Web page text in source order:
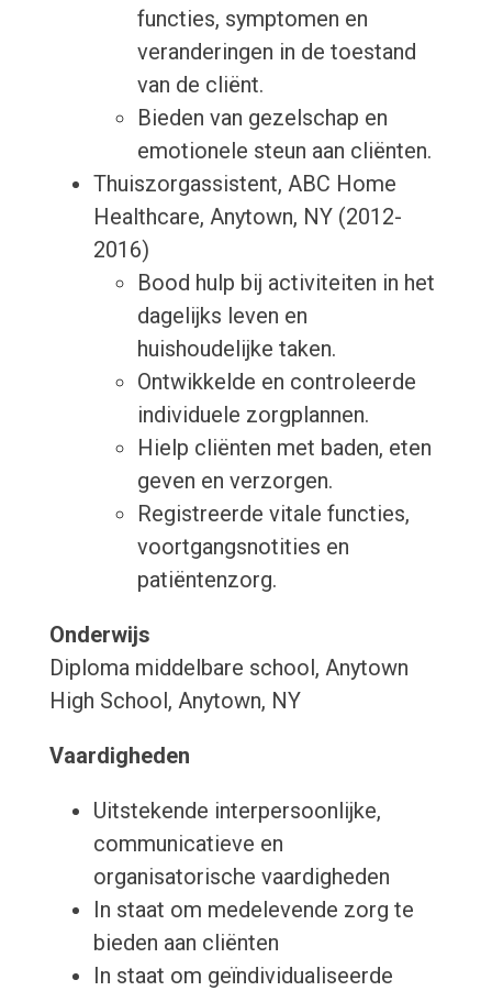
functies, symptomen en
veranderingen in de toestand
van de cliënt.
Bieden van gezelschap en
emotionele steun aan cliënten.
Thuiszorgassistent, ABC Home
Healthcare, Anytown, NY (2012-
2016)
Bood hulp bij activiteiten in het
dagelijks leven en
huishoudelijke taken.
Ontwikkelde en controleerde
individuele zorgplannen.
Hielp cliënten met baden, eten
geven en verzorgen.
Registreerde vitale functies,
voortgangsnotities en
patiëntenzorg.
Onderwijs
Diploma middelbare school, Anytown
High School, Anytown, NY
Vaardigheden
Uitstekende interpersoonlijke,
communicatieve en
organisatorische vaardigheden
In staat om medelevende zorg te
bieden aan cliënten
In staat om geïndividualiseerde